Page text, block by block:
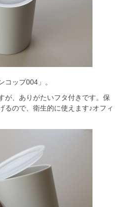
コップ004」。
が、ありがたいフタ付きです。保
るので、衛生的に使えます♪オフィ